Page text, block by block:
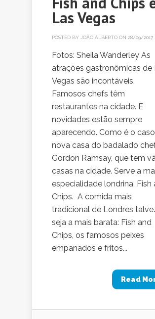
Las Vegas
POSTED BY JOÃO ALBERTO ON 28/09/2017,
Fotos: Sheila Wanderley As
atrações gastronômicas de
Vegas são incontáveis.
Famosos chefs têm
restaurantes na cidade. E
novidades estão sempre
aparecendo. Como é o
nova casa do badalado
Gordon Ramsay, que tem
casas na cidade. Serve a
especialidade londrina, Fish
Chips. A comida mais
tradicional de Londres
seja a mais barata: Fish and
Chips, os famosos peixes
empanados e fritos...
Read